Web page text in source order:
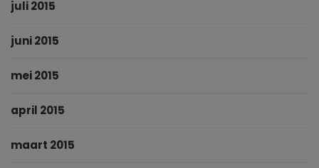
juli 2015
juni 2015
mei 2015
april 2015
maart 2015